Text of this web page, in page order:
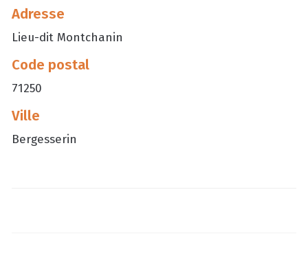
Adresse
Lieu-dit Montchanin
Code postal
71250
Ville
Bergesserin